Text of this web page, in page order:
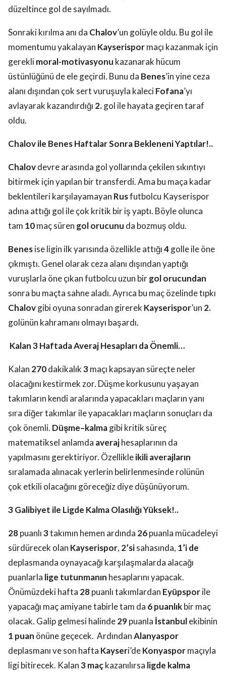
düzeltince gol de sayılmadı.
Sonraki kırılma anı da Chalov’un golüyle oldu. Bu gol ile
momentumu yakalayan Kayserispormaçı kazanmak için
gereklimoral-motivasyonu kazanarak hücum
üstünlüğünü de ele geçirdi. Bunu da Benes’in yine ceza
alanı dışından çok sert vuruşuyla kaleciFofana’yı
avlayarak kazandırdığı 2.gol ile hayata geçiren taraf
oldu.
Chalov ile Benes Haftalar Sonra Bekleneni Yaptılar!..
Chalovdevre arasında gol yollarında çekilen sıkıntıyı
bitirmek için yapılan bir transferdi. Ama bu maça kadar
beklentileri karşılayamayan Rusfutbolcu Kayserispor
adına attığı gol ile çok kritik bir iş yaptı. Böyle olunca
tam 10maç süren gol orucunu da bozmuş oldu.
Benesise ligin ilk yarısında özellikle attığı4golle ile öne
çıkmıştı. Genel olarak ceza alanı dışından yaptığı
vuruşlarla öne çıkan futbolcu uzun birgol orucundan
sonra bu maçta sahne aladı. Ayrıca bu maç özelinde tıpkı
Chalovgibi oyuna sonradan girerek Kayserispor’un 2.
golünün kahramanı olmayı başardı.
Kalan 3 Haftada Averaj Hesapları da Önemli…
Kalan 270dakikalık3maçı kapsayan süreçte neler
olacağını kestirmek zor. Düşme korkusunu yaşayan
takımların kendi aralarında yapacakları maçların yanı
sıra diğer takımlar ile yapacakları maçların sonuçları da
çok önemli. Düşme–kalmagibi kritik süreç
matematiksel anlamda averajhesaplarının da
yapılmasını gerektiriyor. Özellikleikili averajların
sıralamada alınacak yerlerin belirlenmesinde rolünün
çok etkili olacağını göreceğiz diye düşünüyorum.
3 Galibiyet ile Ligde Kalma Olasılığı Yüksek!..
28puanlı3takımın hemen ardında 26puanla mücadeleyi
sürdürecek olan Kayserispor, 2’sisahasında, 1’i de
deplasmanda oynayacağı karşılaşmalarda alacağı
puanlarla lige tutunmanın hesaplarını yapacak.
Önümüzdeki hafta 28puanlı takımlardan Eyüpsporile
yapacağı maç amiyane tabirle tam da 6 puanlıkbir maç
olacak. Galip gelmesi halinde29puanla İstanbulekibinin
1 puan önüne geçecek. ArdındanAlanyaspor
deplasmanı ve son hafta Kayseri’deKonyaspormaçıyla
ligi bitirecek. Kalan3 maçkazanılırsa ligde kalma